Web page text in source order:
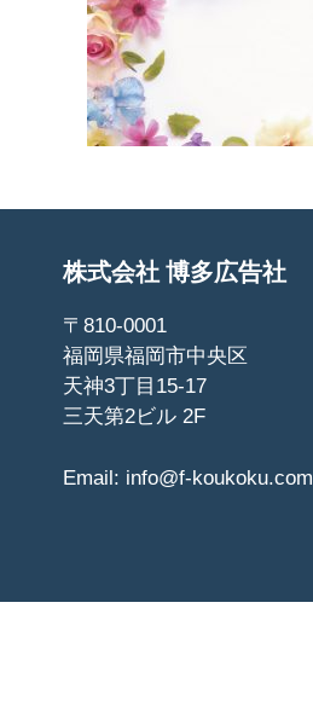
株式会社 博多広告社
〒810-0001
福岡県福岡市中央区
天神3丁目15-17
三天第2ビル 2F
Email: info@f-koukoku.com